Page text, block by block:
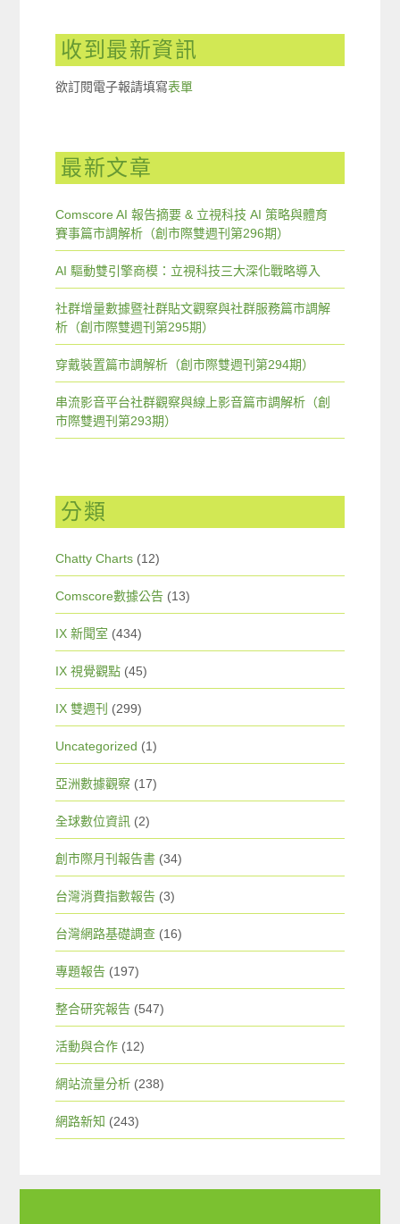
收到最新資訊
欲訂閱電子報請填寫表單
最新文章
Comscore AI 報告摘要 & 立視科技 AI 策略與體育
賽事篇市調解析（創市際雙週刊第296期）
AI 驅動雙引擎商模：立視科技三大深化戰略導入
社群增量數據暨社群貼文觀察與社群服務篇市調解
析（創市際雙週刊第295期）
穿戴裝置篇市調解析（創市際雙週刊第294期）
串流影音平台社群觀察與線上影音篇市調解析（創
市際雙週刊第293期）
分類
Chatty Charts (12)
Comscore數據公告 (13)
IX 新聞室 (434)
IX 視覺觀點 (45)
IX 雙週刊 (299)
Uncategorized (1)
亞洲數據觀察 (17)
全球數位資訊 (2)
創市際月刊報告書 (34)
台灣消費指數報告 (3)
台灣網路基礎調查 (16)
專題報告 (197)
整合研究報告 (547)
活動與合作 (12)
網站流量分析 (238)
網路新知 (243)